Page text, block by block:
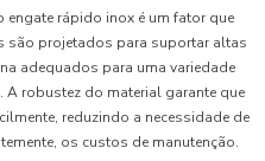
rápido inox é um fator que
são projetados para suportar altas
adequados para uma variedade
robustez do material garante que
reduzindo a necessidade de
os custos de manutenção.